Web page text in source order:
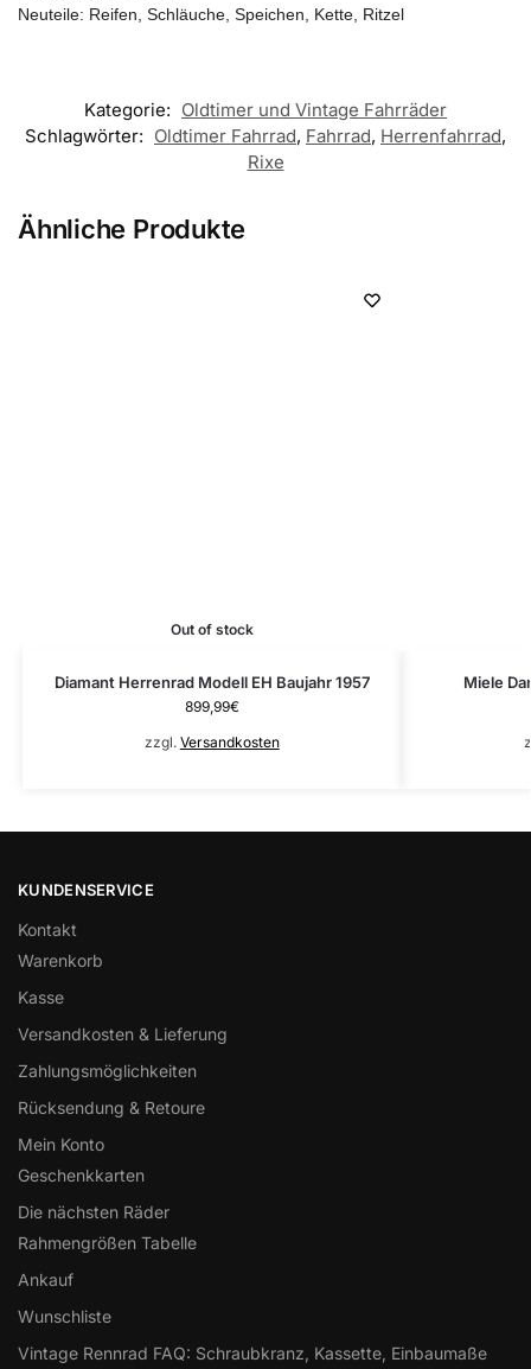
Neuteile: Reifen, Schläuche, Speichen, Kette, Ritzel
Kategorie: Oldtimer und Vintage Fahrräder
Schlagwörter: Oldtimer Fahrrad, Fahrrad, Herrenfahrrad,
Rixe
Ähnliche Produkte
Out of stock
Diamant Herrenrad Modell EH Baujahr 1957
899,99€
zzgl. Versandkosten
Miele
KUNDENSERVICE
Kontakt
Warenkorb
Kasse
Versandkosten & Lieferung
Zahlungsmöglichkeiten
Rücksendung & Retoure
Mein Konto
Geschenkkarten
Die nächsten Räder
Rahmengrößen Tabelle
Ankauf
Wunschliste
Vintage Rennrad FAQ: Schraubkranz, Kassette, Einbaumaße